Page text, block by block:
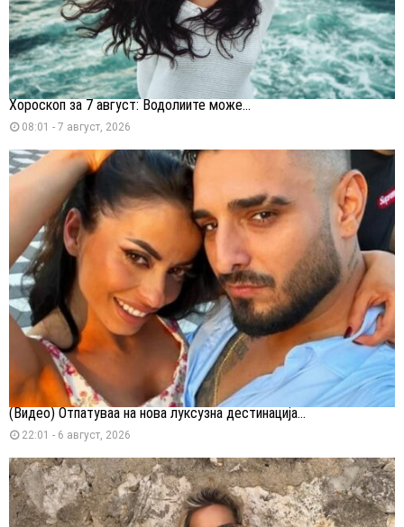
Хороскоп за 7 август: Водолиите може...
08:01 - 7 август, 2026
(Видео) Отпатуваа на нова луксузна дестинација...
22:01 - 6 август, 2026